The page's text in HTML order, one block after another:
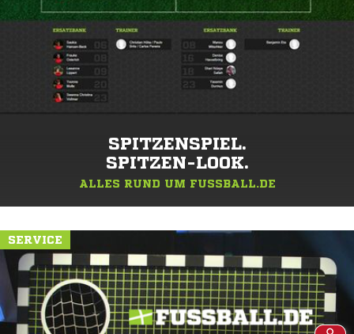
SPITZENSPIEL.
SPITZEN-LOOK.
ALLES RUND UM FUSSBALL.DE
SERVICE